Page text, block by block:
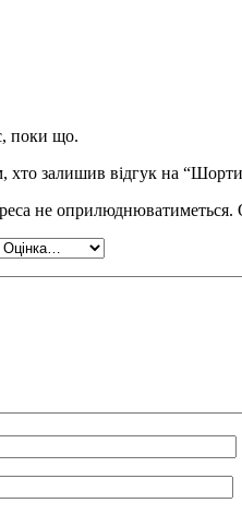
поки що.
хто залишив відгук на
не оприлюднюватиметься.